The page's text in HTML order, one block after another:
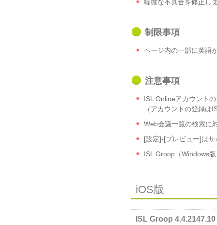
軽微な不具合を修正し
制限事項
ページ内の一部に英語
注意事項
ISL Onlineアカウント
（アカウントの登録
Web会議一覧の検索に
[設定]-[プレビュー]は
ISL Groop（Windows
iOS版
ISL Groop